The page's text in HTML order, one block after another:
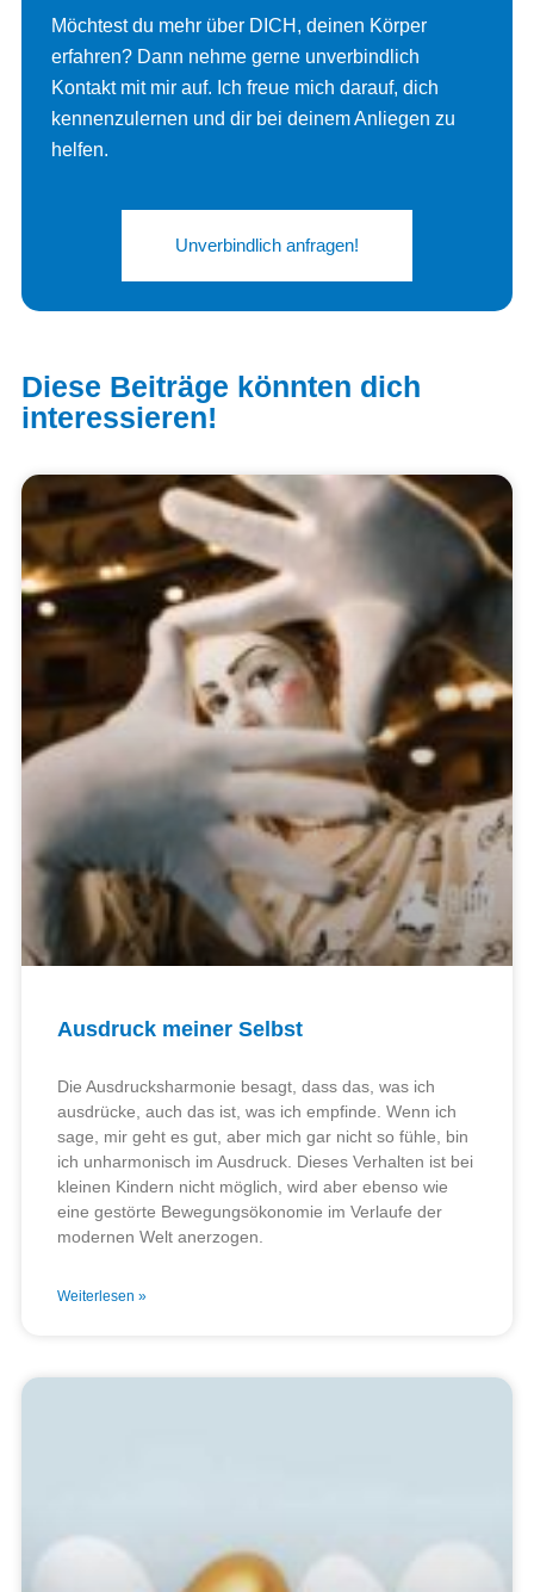
Möchtest du mehr über DICH, deinen Körper
erfahren? Dann nehme gerne unverbindlich
Kontakt mit mir auf. Ich freue mich darauf, dich
kennenzulernen und dir bei deinem Anliegen zu
helfen.
Unverbindlich anfragen!
Diese Beiträge könnten dich
interessieren!
Ausdruck meiner Selbst
Die Ausdrucksharmonie besagt, dass das, was ich
ausdrücke, auch das ist, was ich empfinde. Wenn ich
sage, mir geht es gut, aber mich gar nicht so fühle, bin
ich unharmonisch im Ausdruck. Dieses Verhalten ist bei
kleinen Kindern nicht möglich, wird aber ebenso wie
eine gestörte Bewegungsökonomie im Verlaufe der
modernen Welt anerzogen.
Weiterlesen »